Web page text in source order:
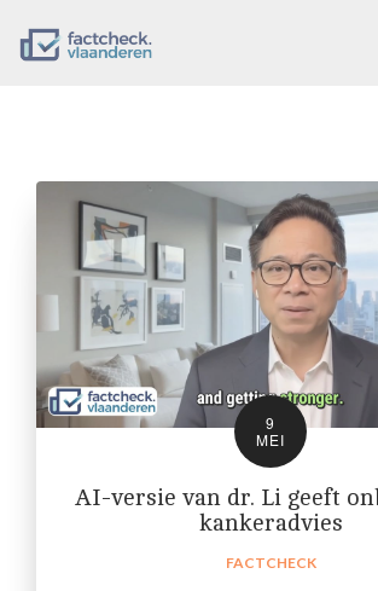
9
MEI
AI-versie van dr. Li geeft
kankeradvies
FACTCHECK